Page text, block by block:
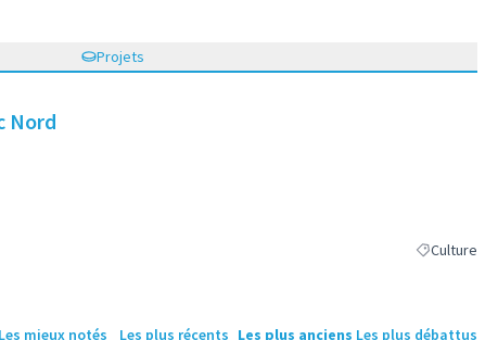
Projets
Nord
Filtrer les
Culture
Les mieux notés Les plus récents Les plus anciens Les plus débattus